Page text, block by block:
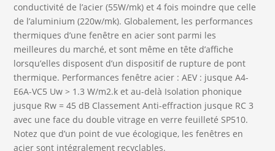
conductivité de l’acier (55W/mk) et 4 fois moindre que celle
de l’aluminium (220w/mk). Globalement, les performances
thermiques d’une fenêtre en acier sont parmi les
meilleures du marché, et sont même en tête d’affiche
lorsqu’elles disposent d’un dispositif de rupture de pont
thermique. Performances fenêtre acier : AEV : jusque A4-
E6A-VC5 Uw > 1.3 W/m2.k et au-delà Isolation phonique
jusque Rw = 45 dB Classement Anti-effraction jusque RC 3
avec une face du double vitrage en verre feuilleté SP510.
Notez que d’un point de vue écologique, les fenêtres en
acier sont intégralement recyclables.